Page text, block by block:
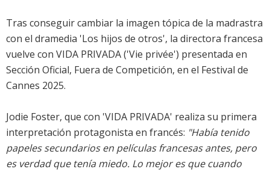
Tras conseguir cambiar la imagen tópica de la madrastra
con el dramedia 'Los hijos de otros', la directora francesa
vuelve con VIDA PRIVADA ('Vie privée') presentada en
Sección Oficial, Fuera de Competición, en el Festival de
Cannes 2025.
Jodie Foster, que con 'VIDA PRIVADA' realiza su primera
interpretación protagonista en francés: "Había tenido
papeles secundarios en películas francesas antes, pero
es verdad que tenía miedo. Lo mejor es que cuando